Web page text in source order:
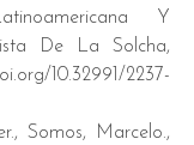
Y
De La Solcha,
10.32991/2237-
Somos, Marcelo.,